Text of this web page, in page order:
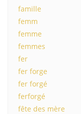
famille
femm
femme
femmes
fer
fer forge
fer forgé
ferforgé
fête des mère